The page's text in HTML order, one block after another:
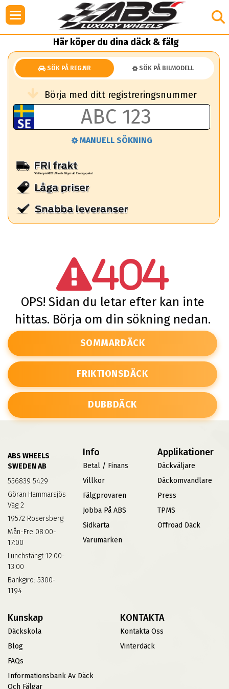
Här köper du dina däck & fälg
SÖK PÅ REG.NR SÖK PÅ BILMODELL
Börja med ditt registreringsnummer
MANUELL SÖKNING
404
OPS! Sidan du letar efter kan inte
hittas. Börja om din sökning nedan.
SOMMARDÄCK
FRIKTIONSDÄCK
DUBBDÄCK
ABS WHEELS
SWEDEN AB
556839 5429
Göran Hammarsjös
Väg 2
19572 Rosersberg
Mån-Fre 08:00-
17:00
Lunchstängt 12:00-
13:00
Bankgiro: 5300-
1194
Info
Betal / Finans
Villkor
Fälgprovaren
Jobba På ABS
Sidkarta
Varumärken
Applikationer
Däckväljare
Däckomvandlare
Press
TPMS
Offroad Däck
Kunskap
Däckskola
Blog
FAQs
Informationsbank Av Däck
Och Fälgar
KONTAKTA
Kontakta Oss
Vinterdäck